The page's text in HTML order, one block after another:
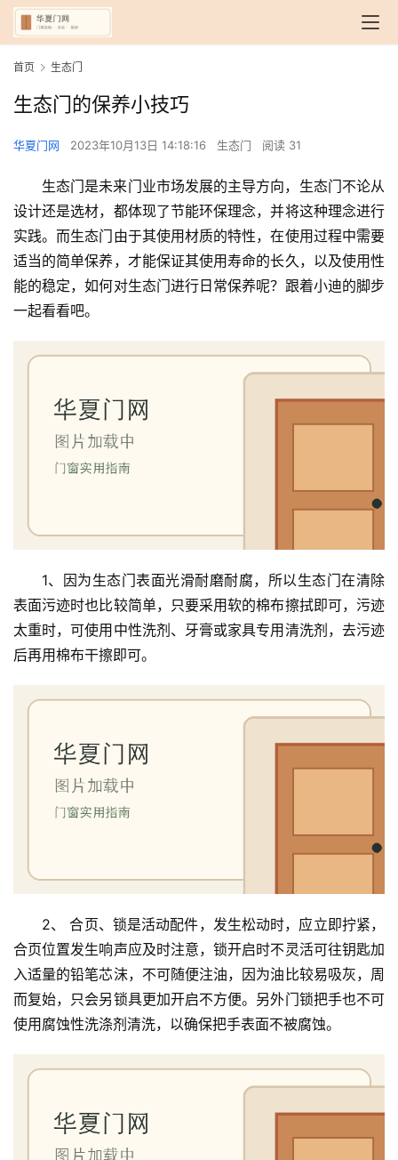
首
页
首页 生态门
生态门的保养小技巧
华夏门网 2023年10月13日 14:18:16 生态门 阅读 31
生态门是未来门业市场发展的主导方向，生态门不论从
设计还是选材，都体现了节能环保理念，并将这种理念进行
实践。而生态门由于其使用材质的特性，在使用过程中需要
适当的简单保养，才能保证其使用寿命的长久，以及使用性
能的稳定，如何对生态门进行日常保养呢？跟着小迪的脚步
一起看看吧。
1、因为生态门表面光滑耐磨耐腐，所以生态门在清除
表面污迹时也比较简单，只要采用软的棉布擦拭即可，污迹
太重时，可使用中性洗剂、牙膏或家具专用清洗剂，去污迹
后再用棉布干擦即可。
2、 合页、锁是活动配件，发生松动时，应立即拧紧，
合页位置发生响声应及时注意，锁开启时不灵活可往钥匙加
入适量的铅笔芯沫，不可随便注油，因为油比较易吸灰，周
而复始，只会另锁具更加开启不方便。另外门锁把手也不可
使用腐蚀性洗涤剂清洗，以确保把手表面不被腐蚀。